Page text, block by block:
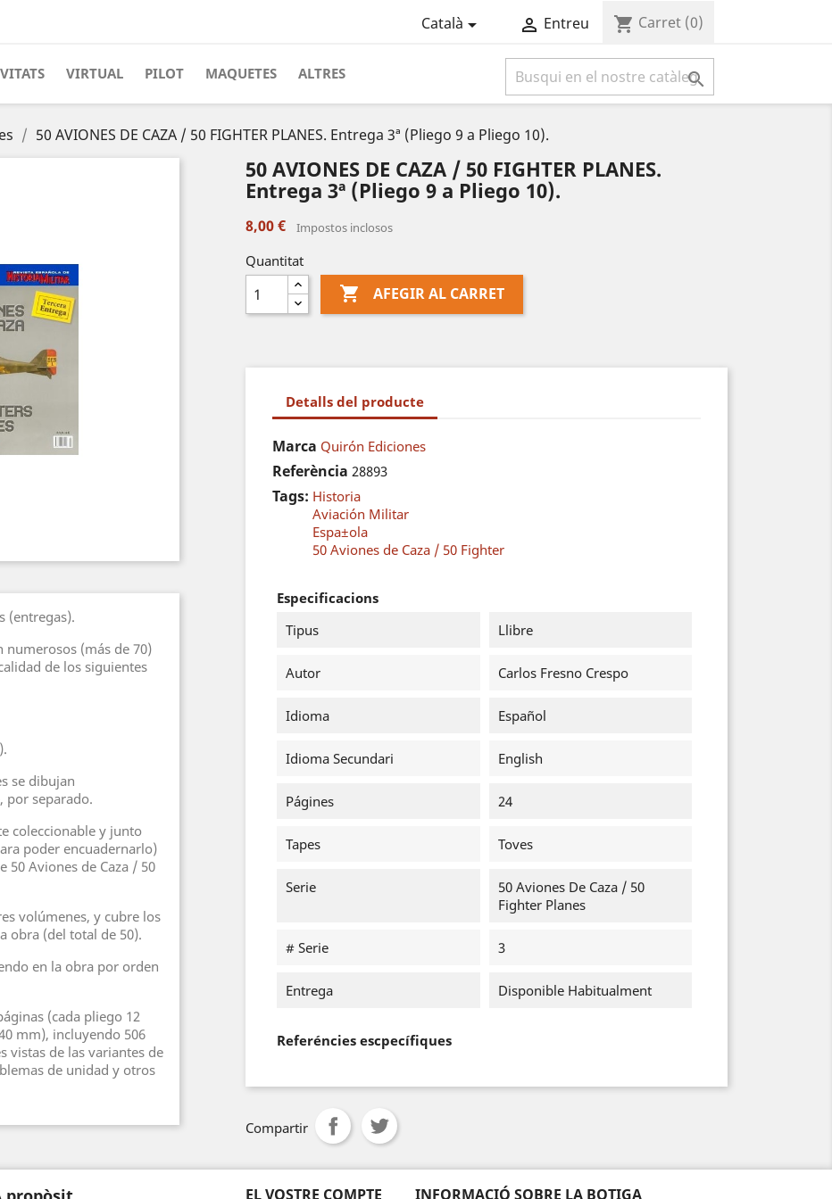
Català  Entreu shopping_cart Carret (0)
VIRTUAL PILOT MAQUETES ALTRES 
50 AVIONES DE CAZA / 50 FIGHTER PLANES. Entrega 3ª (Pliego 9 a Pliego 10).
(entregas).
numerosos (más de 70)
de los siguientes
se dibujan
por separado.
coleccionable y junto
poder encuadernarlo)
50 Aviones de Caza / 50
volúmenes, y cubre los
obra (del total de 50).
en la obra por orden
(cada pliego 12
mm), incluyendo 506
vistas de las variantes de
de unidad y otros
50 AVIONES DE CAZA / 50 FIGHTER PLANES.
Entrega 3ª (Pliego 9 a Pliego 10).
8,00 € Impostos inclosos
Quantitat
 AFEGIR AL CARRET
Detalls del producte
Marca Quirón Ediciones
Referència 28893
Tags: Historia
Aviación Militar
Espa±ola
50 Aviones de Caza / 50 Fighter
Especificacions
Tipus
Llibre
Autor Carlos Fresno Crespo
Idioma Español
Idioma Secundari English
Págines 24
Tapes Toves
Serie
50 Aviones De Caza / 50
Fighter Planes
# Serie 3
Entrega Disponible Habitualment
Referéncies escpecífiques
Compartir
EL VOSTRE COMPTE INFORMACIÓ SOBRE LA BOTIGA